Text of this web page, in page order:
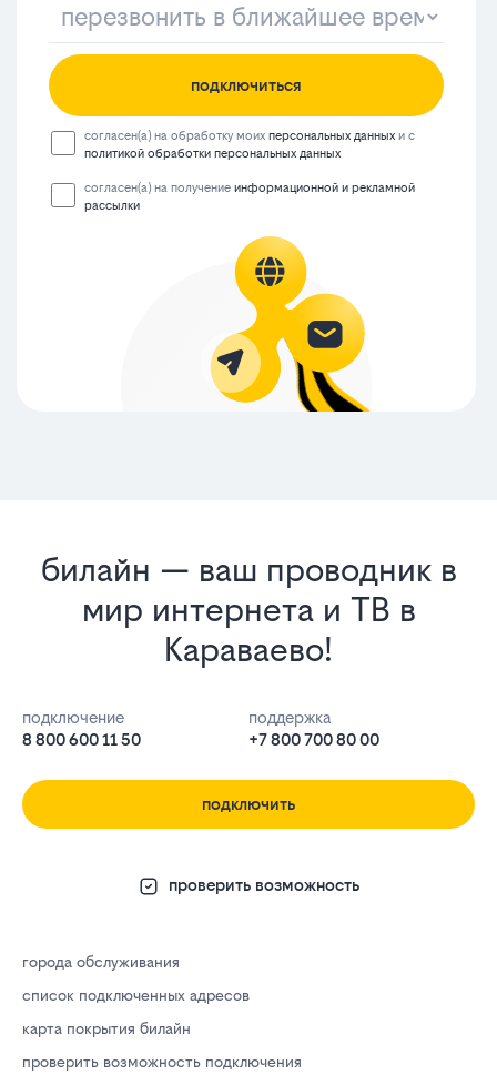
подключиться
согласен(а) на обработку моихперсональных данных и с
политикой обработки персональных данных
согласен(а) на получениеинформационной и рекламной
рассылки
билайн — ваш проводник в
мир интернета и ТВ в
Караваево!
подключение
8 800 600 11 50
поддержка
+7 800 700 80 00
подключить
проверить возможность
города обслуживания
список подключенных адресов
карта покрытия билайн
проверить возможность подключения